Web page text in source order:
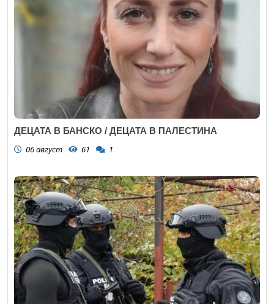
ДЕЦАТА В БАНСКО / ДЕЦАТА В ПАЛЕСТИНА
06 август 61 1